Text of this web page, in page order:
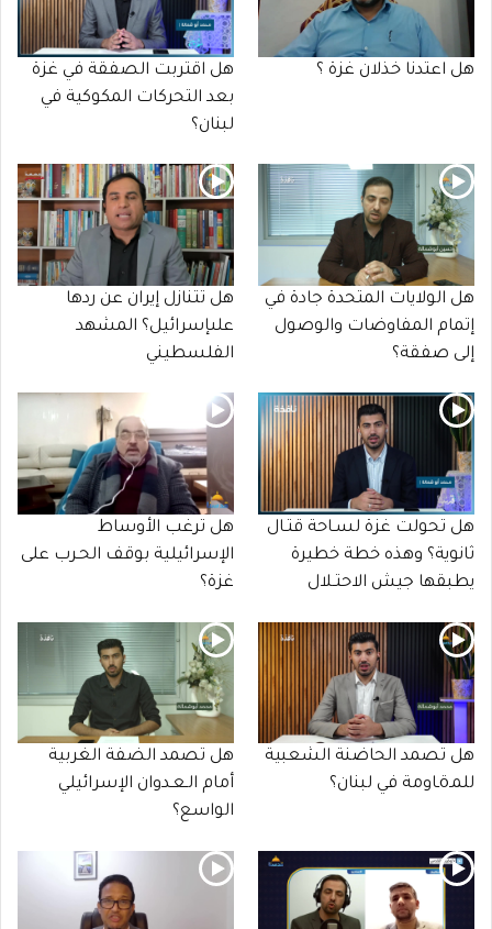
هل اعتدنا خذلان غزة ؟
هل اقتربت الصفقة في غزة
بعد التحركات المكوكية في
لبنان؟
هل الولايات المتحدة جادة في
إتمام المفاوضات والوصول
إلى صفقة؟
هل تتنازل إيران عن ردها
علىإسرائيل؟ المشهد
الفلسطيني
هل تحولت غزة لسـاحة قتـال
ثانوية؟ وهذه خطة خطيرة
يطبقها جيش الاحتـلال
هل ترغب الأوساط
الإسرائيلية بوقف الحـرب على
غزة؟
هل تصمد الحاضنة الشعبية
للمـöـاومة في لبنان؟
هل تصمد الضفة الغربية
أمام الـعـدوان الإسرائيلي
الواسع؟